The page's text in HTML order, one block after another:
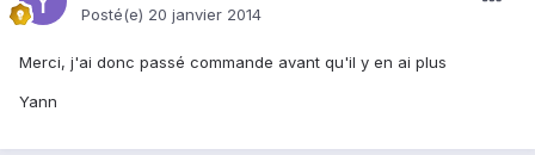
Posté(e) 20 janvier 2014
Merci, j'ai donc passé commande avant qu'il y en ai plus
Yann